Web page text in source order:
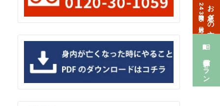
お急ぎの方
24時間365日対応
葬儀プラン